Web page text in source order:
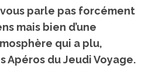
parle pas forcément
mais bien d’une
qui a plu,
Apéros du Jeudi Voyage.